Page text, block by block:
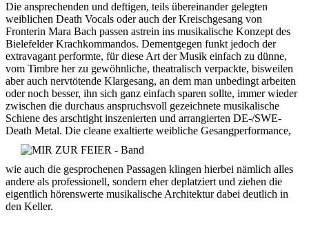
Die ansprechenden und deftigen, teils übereinander gelegten
weiblichen Death Vocals oder auch der Kreischgesang von
Fronterin Mara Bach passen astrein ins musikalische Konzept des
Bielefelder Krachkommandos. Dementgegen funkt jedoch der
extravagant performte, für diese Art der Musik einfach zu dünne,
vom Timbre her zu gewöhnliche, theatralisch verpackte, bisweilen
aber auch nervtötende Klargesang, an dem man unbedingt arbeiten
oder noch besser, ihn sich ganz einfach sparen sollte, immer wieder
zwischen die durchaus anspruchsvoll gezeichnete musikalische
Schiene des arschtight inszenierten und arrangierten DE-/SWE-
Death Metal. Die cleane exaltierte weibliche Gesangperformance,
wie auch die gesprochenen Passagen klingen hierbei nämlich alles
andere als professionell, sondern eher deplatziert und ziehen die
eigentlich hörenswerte musikalische Architektur dabei deutlich in
den Keller.